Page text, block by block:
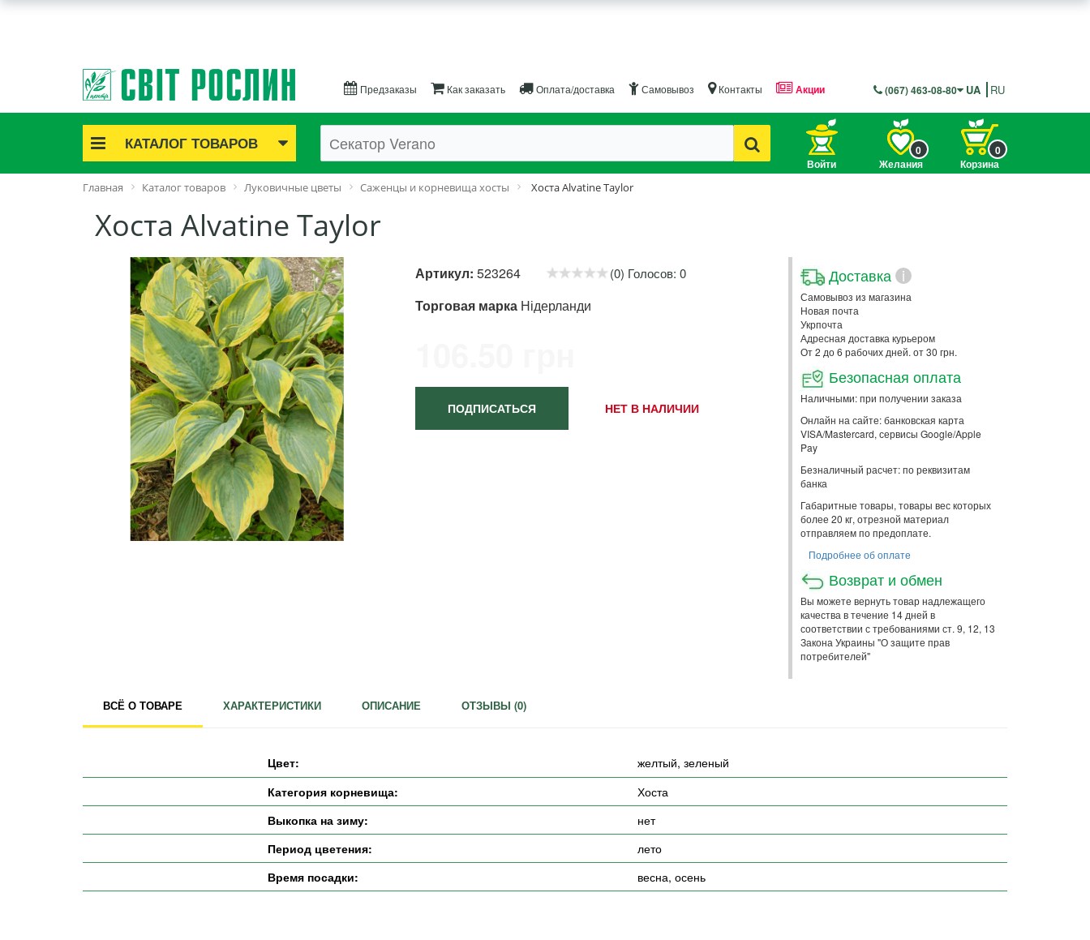
Предзаказы Как заказать Оплата/доставка Самовывоз Контакты Акции (067) 463-08-80 UA RU
КАТАЛОГ ТОВАРОВ
Акционные товары
Саженцы роз
Лук и чеснок
Семенной картофель
Семена и рассада
Саженцы декоративные
Средства защиты растений
Удобрения
Для комнатных растений
Для ландшафтного дизайна
Для полива
Инструменты и инвентарь
Виноделие
Пчеловодство
Садовые фигуры
Войти Желания
0
Корзина
0
Главная Каталог товаров Луковичные цветы Саженцы и корневища хосты Хоста Alvatine Taylor
Хоста Alvatine Taylor
Артикул: 523264 (0) Голосов: 0
Торговая марка Нідерланди
ПОДПИСАТЬСЯ НЕТ В НАЛИЧИИ
Доставка i
Самовывоз из магазина
Новая почта
Укрпочта
Адресная доставка курьером
От 2 до 6 рабочих дней. от 30 грн.
Безопасная оплата
Наличными: при получении заказа
Онлайн на сайте: банковская карта
VISA/Mastercard, сервисы Google/Apple
Pay
Безналичный расчет: по реквизитам
банка
Габаритные товары, товары вес которых
более 20 кг, отрезной материал
отправляем по предоплате.
Подробнее об оплате
Возврат и обмен
Вы можете вернуть товар надлежащего
качества в течение 14 дней в
соответствии с требованиями ст. 9, 12, 13
Закона Украины "О защите прав
потребителей"
ВСЁ О ТОВАРЕ ХАРАКТЕРИСТИКИ ОПИСАНИЕ ОТЗЫВЫ (0)
Цвет:
желтый, зеленый
Категория корневища:
Хоста
Выкопка на зиму:
нет
Период цветения:
лето
Время посадки:
весна, осень